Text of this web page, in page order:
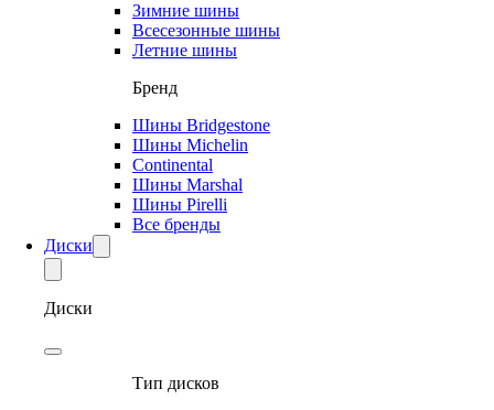
Зимние шины
Всесезонные шины
Летние шины
Бренд
Шины Bridgestone
Шины Michelin
Continental
Шины Marshal
Шины Pirelli
Все бренды
Диски
Диски
Тип дисков